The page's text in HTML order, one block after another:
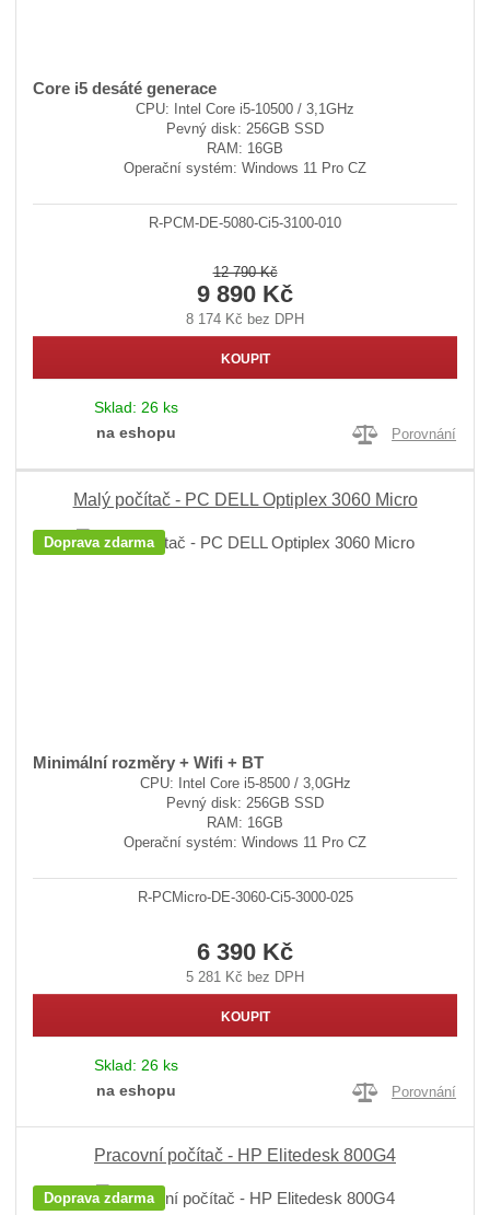
Core i5 desáté generace
CPU: Intel Core i5-10500 / 3,1GHz
Pevný disk: 256GB SSD
RAM: 16GB
Operační systém: Windows 11 Pro CZ
R-PCM-DE-5080-Ci5-3100-010
12 790 Kč
9 890 Kč
8 174 Kč bez DPH
KOUPIT
Sklad: 26 ks
na eshopu
Porovnání
Malý počítač - PC DELL Optiplex 3060 Micro
Doprava zdarma
Minimální rozměry + Wifi + BT
CPU: Intel Core i5-8500 / 3,0GHz
Pevný disk: 256GB SSD
RAM: 16GB
Operační systém: Windows 11 Pro CZ
R-PCMicro-DE-3060-Ci5-3000-025
6 390 Kč
5 281 Kč bez DPH
KOUPIT
Sklad: 26 ks
na eshopu
Porovnání
Pracovní počítač - HP Elitedesk 800G4
Doprava zdarma